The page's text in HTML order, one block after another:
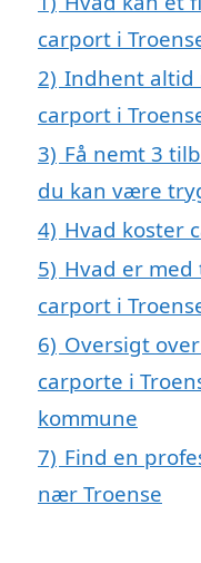
carport i
2) Indhent altid
carport i
3) Få nemt 3
du kan være
4) Hvad koster
5) Hvad er
carport i
6) Oversigt
carporte i
kommune
7) Find en
nær Troense